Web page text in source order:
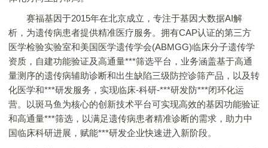
赛福基因于2015年在北京成立，专注于基因大数据AI解
析，为遗传病患者提供精准医疗服务。拥有CAP认证的第三方
医学检验实验室和美国医学遗传学会(ABMGG)临床分子遗传学
资质，自建功能验证及高通量***筛选平台，业务涵盖基于高通
量测序的遗传病辅助诊断和出生缺陷三级防控诊筛产品，以及转
化医学和***研发服务，实现临床-科研-***研发防***闭环化运
营。以斑马鱼为核心的创新技术平台可实现高效的基因功能验证
和高通量***筛选，以满足遗传病患者精准诊断的需求，助力中
国临床科研进展，赋能***研发企业快速进入新阶段。